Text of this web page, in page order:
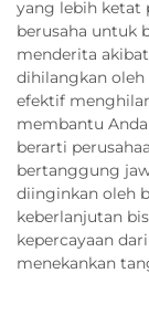
yang lebih ketat
berusaha untuk
menderita
dihilangkan oleh
efektif
membantu
berarti
bertanggung
diinginkan oleh
keberlanjutan
kepercayaan
menekankan